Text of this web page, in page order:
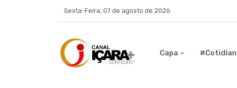
Sexta-Feira, 07 de agosto de 2026
Capa